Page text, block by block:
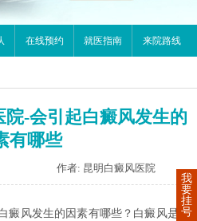
在线预约 就医指南 来院路线
-会引起白癜风发生的
有哪些
作者: 昆明白癜风医院
癜风发生的因素有哪些？白癜风是一
我
要
挂
号